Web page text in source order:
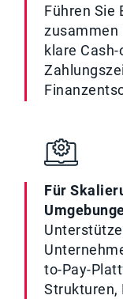
Führen Sie
zusammen
klare
Für
to-Pay-
Strukturen,